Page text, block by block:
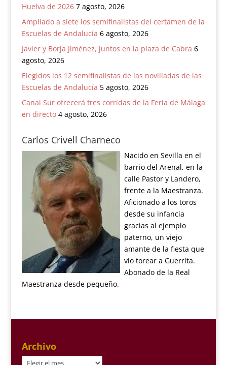
Huelva de 2026 7 agosto, 2026
Ampliado a siete los semifinalistas del certamen de la
Escuelas de Andalucía 6 agosto, 2026
Javier y Borja Jiménez, juntos en la plaza de Cabra 6
agosto, 2026
Elegidos los 12 semifinalistas de las novilladas de las
Escuelas de Andalucía 5 agosto, 2026
Canal Sur ofrecerá tres corridas de la Feria de Málaga
en directo 4 agosto, 2026
Carlos Crivell Charneco
Nacido en Sevilla en el
barrio del Arenal, en la
calle Pastor y Landero,
frente a la Maestranza.
Aficionado a los toros
desde su infancia
gracias al ejemplo
paterno, un viejo
amante de la fiesta que
vio torear a Guerrita.
Abonado de la Real
Maestranza desde pequeño.
Archivo
Archivo